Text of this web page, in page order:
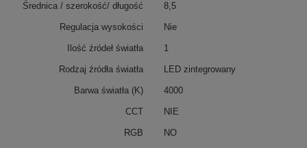
Średnica / szerokość/ długość 8,5
Regulacja wysokości Nie
Ilość źródeł światła 1
Rodzaj źródła światła LED zintegrowany
Barwa światła (K) 4000
CCT NIE
RGB NO